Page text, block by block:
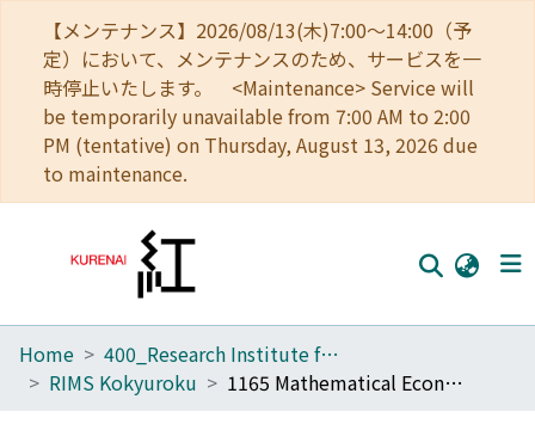
【メンテナンス】2026/08/13(木)7:00～14:00（予
定）において、メンテナンスのため、サービスを一
時停止いたします。 <Maintenance> Service will
be temporarily unavailable from 7:00 AM to 2:00
PM (tentative) on Thursday, August 13, 2026 due
to maintenance.
Home
Home
400_Research Institute for Mathematical Sciences
RIMS Kokyuroku
1165 Mathematical Economics